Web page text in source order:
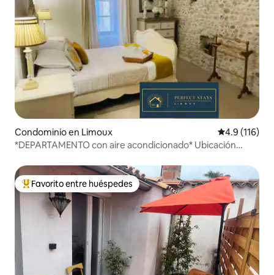
Condominio en Limoux Calificación
4.9 (116)
*DEPARTAMENTO con aire acondicionado* Ubicación
De los mejores en Favorito entre huéspedes
Favorito entre huéspedes